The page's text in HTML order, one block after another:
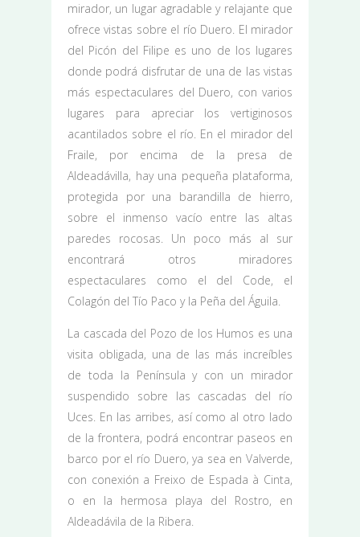
mirador, un lugar agradable y relajante que
ofrece vistas sobre el río Duero. El mirador
del Picón del Filipe es uno de los lugares
donde podrá disfrutar de una de las vistas
más espectaculares del Duero, con varios
lugares para apreciar los vertiginosos
acantilados sobre el río. En el mirador del
Fraile, por encima de la presa de
Aldeadávilla, hay una pequeña plataforma,
protegida por una barandilla de hierro,
sobre el inmenso vacío entre las altas
paredes rocosas. Un poco más al sur
encontrará otros miradores
espectaculares como el del Code, el
Colagón del Tío Paco y la Peña del Águila.
La cascada del Pozo de los Humos es una
visita obligada, una de las más increíbles
de toda la Península y con un mirador
suspendido sobre las cascadas del río
Uces. En las arribes, así como al otro lado
de la frontera, podrá encontrar paseos en
barco por el río Duero, ya sea en Valverde,
con conexión a Freixo de Espada à Cinta,
o en la hermosa playa del Rostro, en
Aldeadávila de la Ribera.